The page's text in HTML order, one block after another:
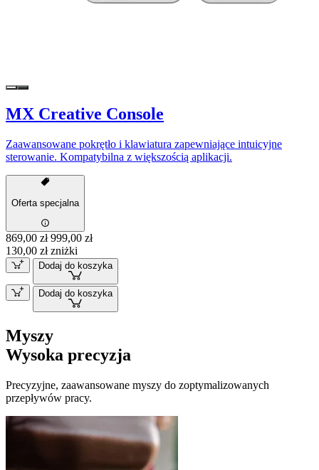
MX Creative Console
Zaawansowane pokrętło i klawiatura zapewniające intuicyjne
sterowanie. Kompatybilna z większością aplikacji.
Oferta specjalna
869,00 zł 999,00 zł
130,00 zł zniżki
Dodaj do koszyka
Dodaj do koszyka
Myszy
Wysoka precyzja
Precyzyjne, zaawansowane myszy do zoptymalizowanych
przepływów pracy.